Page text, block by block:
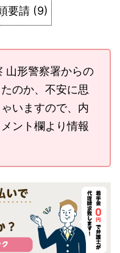
要請 (9)
形警察署からの
のか、不安に思
いますので、内
ント欄より情報